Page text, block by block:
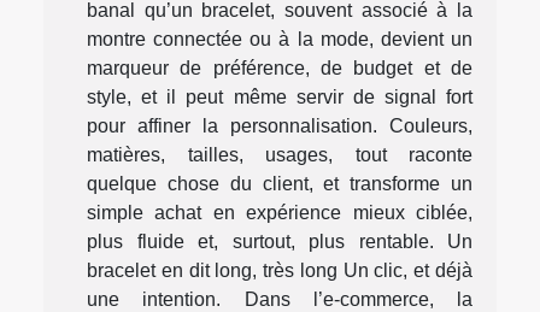
banal qu’un bracelet, souvent associé à la
montre connectée ou à la mode, devient un
marqueur de préférence, de budget et de
style, et il peut même servir de signal fort
pour affiner la personnalisation. Couleurs,
matières, tailles, usages, tout raconte
quelque chose du client, et transforme un
simple achat en expérience mieux ciblée,
plus fluide et, surtout, plus rentable. Un
bracelet en dit long, très long Un clic, et déjà
une intention. Dans l’e-commerce, la